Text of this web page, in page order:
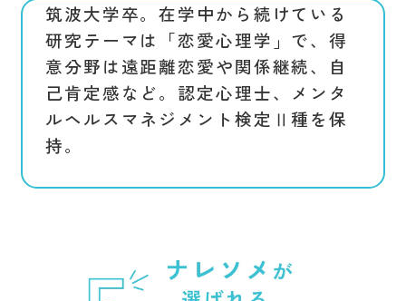
筑波大学卒。在学中から続けている
研究テーマは「恋愛心理学」で、得
意分野は遠距離恋愛や関係継続、自
己肯定感など。認定心理士、メンタ
ルヘルスマネジメント検定Ⅱ種を保
持。